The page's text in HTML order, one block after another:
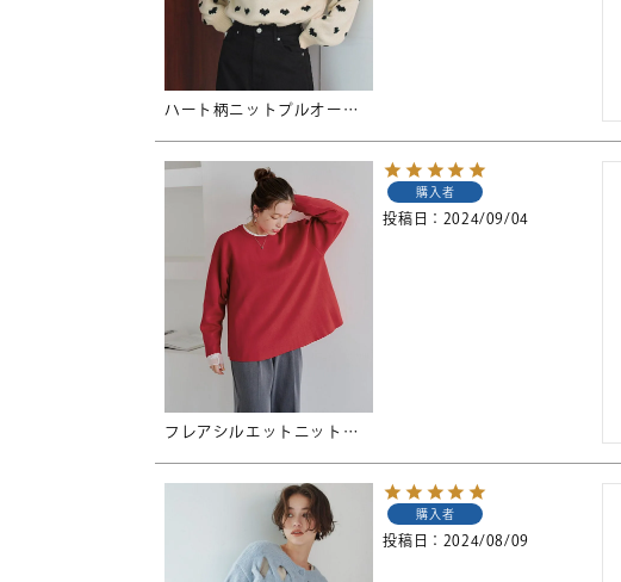
ハート柄ニットプルオーバー
フレアシルエットニットプルオーバー
購入者
投稿日 2024/09/04
購入者
投稿日 2024/08/09